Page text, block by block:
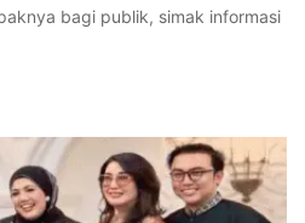
bagi publik, simak informasi